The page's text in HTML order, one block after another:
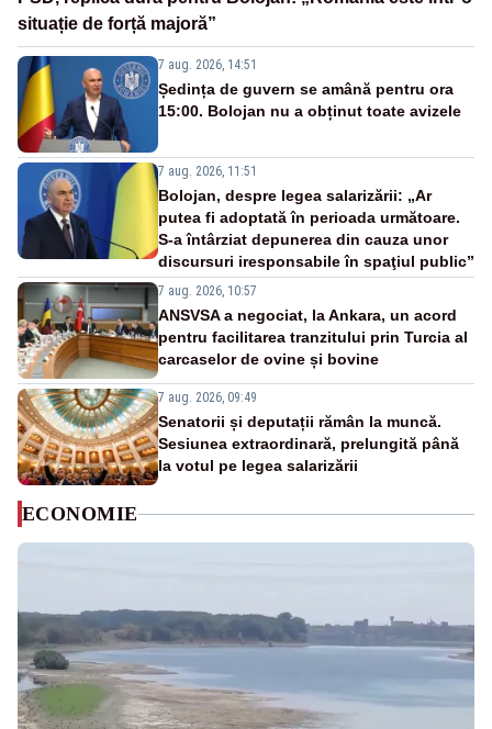
situație de forță majoră”
7 aug. 2026, 14:51
Ședința de guvern se amână pentru ora
15:00. Bolojan nu a obținut toate avizele
7 aug. 2026, 11:51
Bolojan, despre legea salarizării: „Ar
putea fi adoptată în perioada următoare.
S-a întârziat depunerea din cauza unor
discursuri iresponsabile în spaţiul public”
7 aug. 2026, 10:57
ANSVSA a negociat, la Ankara, un acord
pentru facilitarea tranzitului prin Turcia al
carcaselor de ovine și bovine
7 aug. 2026, 09:49
Senatorii și deputații rămân la muncă.
Sesiunea extraordinară, prelungită până
la votul pe legea salarizării
ECONOMIE